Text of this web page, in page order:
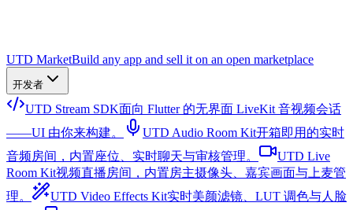
UTD MarketBuild any app and sell it on an open marketplace
开发者
UTD Stream SDK面向 Flutter 的无界面 LiveKit 音视频会话
——UI 由你来构建。
UTD Audio Room Kit开箱即用的实时
音频房间，内置座位、实时聊天与审核管理。
UTD Live
Room Kit视频直播房间，内置房主摄像头、嘉宾画面与上麦管
理。
UTD Video Effects Kit实时美颜滤镜、LUT 调色与人脸